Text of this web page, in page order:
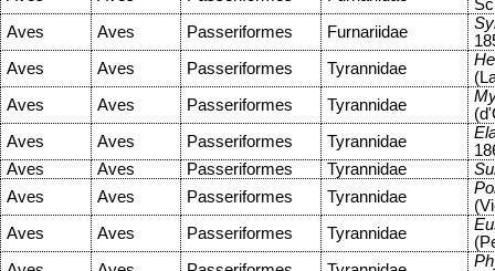
Aves
Aves Passeriformes Furnariidae
Aves
Aves Passeriformes Tyrannidae
Aves
Aves Passeriformes Tyrannidae
Aves
Aves Passeriformes Tyrannidae
Aves
Aves Passeriformes Tyrannidae
Aves
Aves Passeriformes Tyrannidae
Aves
Aves Passeriformes Tyrannidae